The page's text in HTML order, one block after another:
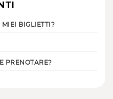
MIEI BIGLIETTI?
PRENOTARE?